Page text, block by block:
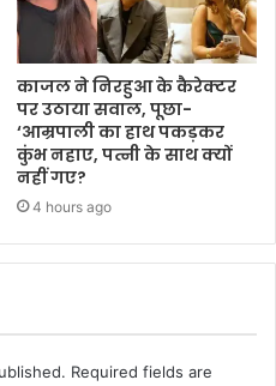
काजल ने निरहुआ के कैरेक्टर
पर उठाया सवाल, पूछा-
‘आम्रपाली का हाथ पकड़कर
कुंभ नहाए, पत्नी के साथ क्यों
नहीं गए?
4 hours ago
Required fields are